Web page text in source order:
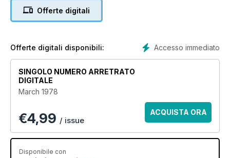
Offerte digitali
Accesso immediato
Offerte digitali disponibili:
SINGOLO NUMERO ARRETRATO
DIGITALE
March 1978
€4,99 / issue
ACQUISTA ORA
Disponibile con